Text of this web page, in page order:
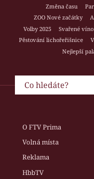
Změna času
ZOO Nové začátky
Volby 2025
Svařené víno
Pěstování lichořeřišnice
Nejlepší
O FTV Prima
Volná místa
Reklama
HbbTV